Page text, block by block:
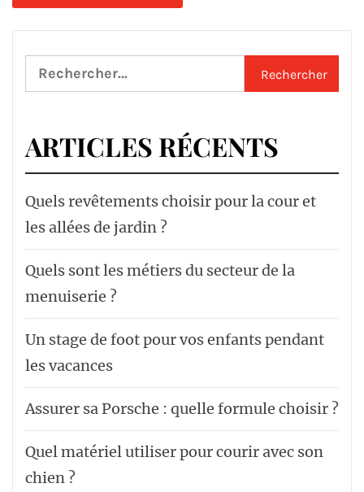
Rechercher :
ARTICLES RÉCENTS
Quels revêtements choisir pour la cour et
les allées de jardin ?
Quels sont les métiers du secteur de la
menuiserie ?
Un stage de foot pour vos enfants pendant
les vacances
Assurer sa Porsche : quelle formule choisir ?
Quel matériel utiliser pour courir avec son
chien ?